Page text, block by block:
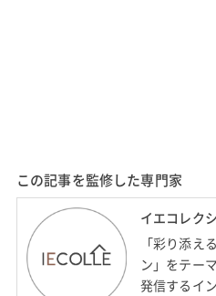
この記事を監修した専門家
イエコレク
「彩り添え
ン」をテー
発信するイ